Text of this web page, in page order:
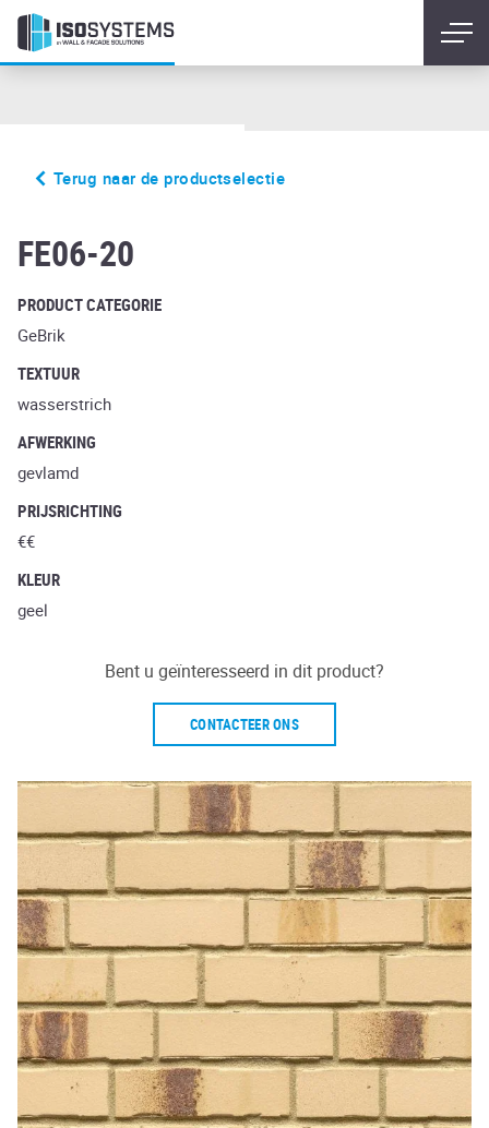
Terug naar de productselectie
FE06-20
PRODUCT CATEGORIE
GeBrik
TEXTUUR
wasserstrich
AFWERKING
gevlamd
PRIJSRICHTING
€€
KLEUR
geel
Bent u geïnteresseerd in dit product?
CONTACTEER ONS